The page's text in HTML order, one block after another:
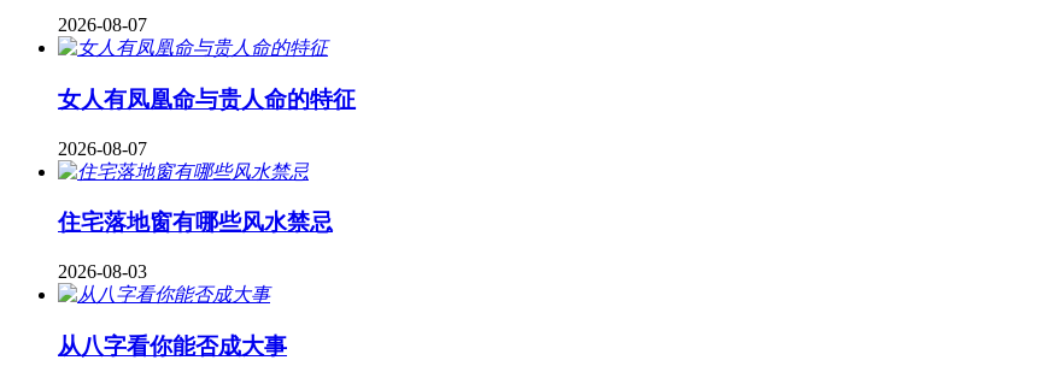
2026-08-07
女人有凤凰命与贵人命的特征
2026-08-07
住宅落地窗有哪些风水禁忌
2026-08-03
从八字看你能否成大事